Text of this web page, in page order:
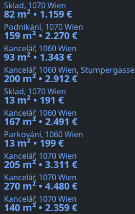
Sklad, 1070 Wien
82 m² • 1.159 €
Podnikání, 1070 Wien
159 m² • 2.270 €
Kancelář, 1060 Wien
93 m² • 1.343 €
Kancelář, 1060 Wien, Stumpergasse
200 m² • 2.912 €
Sklad, 1070 Wien
13 m² • 191 €
Kancelář, 1060 Wien
167 m² • 2.491 €
Parkování, 1060 Wien
13 m² • 199 €
Kancelář, 1070 Wien
205 m² • 3.311 €
Kancelář, 1070 Wien
270 m² • 4.480 €
Kancelář, 1070 Wien
140 m² • 2.359 €